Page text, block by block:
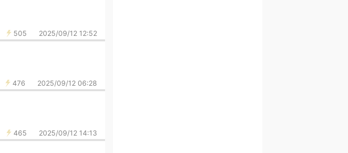
505 2025/09/12 12:52
476 2025/09/12 06:28
465 2025/09/12 14:13